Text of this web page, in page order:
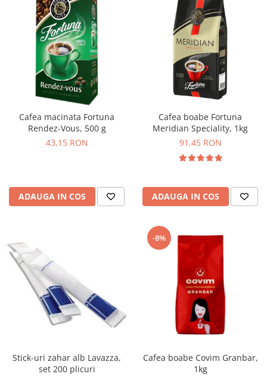
Cafea macinata Fortuna
Rendez-Vous, 500 g
43,15 RON
ADAUGA IN COS
Cafea boabe Fortuna
Meridian Speciality, 1kg
91,45 RON
ADAUGA IN COS
Stick-uri zahar alb Lavazza,
set 200 plicuri
-8%
Cafea boabe Covim Granbar,
1kg